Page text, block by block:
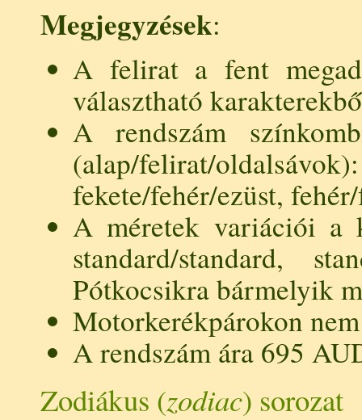
Megjegyzések:
A felirat a fent
választható
A rendszám
(alap/felirat/
fekete/fehér/ezüst,
A méretek variációi a
standard/standard,
Pótkocsikra bármelyik
Motorkerékpárokon
A rendszám ára 695
Zodiákus (zodiac) sorozat